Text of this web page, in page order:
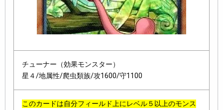
チューナー（効果モンスター）
星４/地属性/爬虫類族/攻1600/守1100
このカードは自分フィールド上にレベル５以上のモンス